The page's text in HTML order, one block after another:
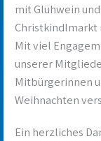
mit Glühwein
Christkindlmarkt
Mit viel
unserer
Mitbürgerinnen
Weihnachten
Ein herzliches